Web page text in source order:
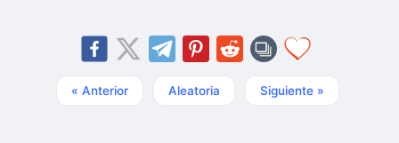
« Anterior Aleatoria Siguiente »